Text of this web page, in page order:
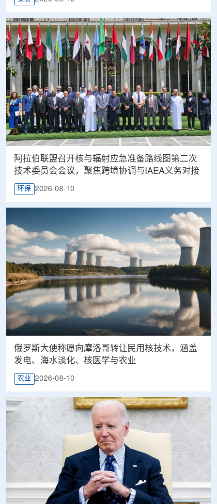
阿拉伯联盟召开核与辐射应急准备路线图第二次
技术委员会会议，聚焦跨境协调与IAEA义务对接
环保 2026-08-10
俄罗斯大使称愿向摩洛哥转让民用核技术，涵盖
发电、海水淡化、核医学与农业
农业 2026-08-10